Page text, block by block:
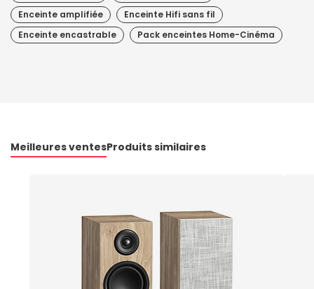
Enceinte amplifiée
Enceinte Hifi sans fil
Enceinte encastrable
Pack enceintes Home-Cinéma
Meilleures ventesProduits similaires